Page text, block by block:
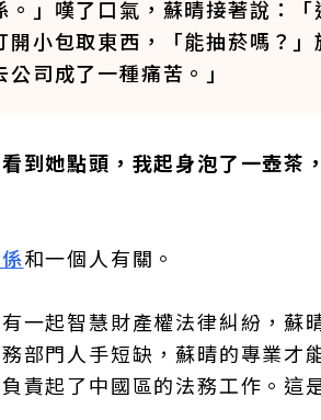
。」嘆了口氣，蘇晴接著說：
開小包取東西，「能抽菸嗎？
司成了一種痛苦。」
看到她點頭，我起身泡了一壺
和一個人有關。
一起智慧財產權法律糾紛，蘇
務部門人手短缺，蘇晴的專業
責起了中國區的法務工作。這